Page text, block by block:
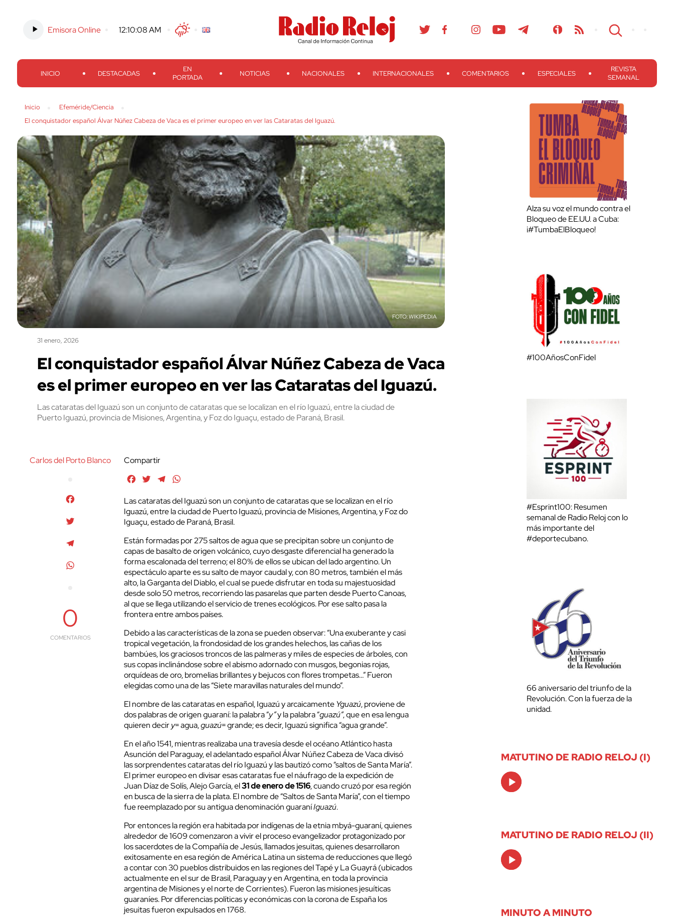
Emisora Online -12:10:09 AM TwitterFacebook
Threads
Instagram TelegramTeveo Ivoox RSS Search
INICIO DESTACADAS
EN
PORTADA
NOTICIAS NACIONALES INTERNACIONALES COMENTARIOS ESPECIALES
REVISTA
SEMANAL
Inicio
Efeméride/Ciencia
El conquistador español Álvar Núñez Cabeza de Vaca es el primer europeo en ver las Cataratas del Iguazú.
WIKIPEDIA
31 enero, 2026
El conquistador español Álvar Núñez Cabeza de Vaca
es el primer europeo en ver las Cataratas del Iguazú.
Las cataratas del Iguazú son un conjunto de cataratas que se localizan en el río Iguazú, entre la ciudad de
Puerto Iguazú, provincia de Misiones, Argentina, y Foz do Iguaçu, estado de Paraná, Brasil.
Carlos del Porto Blanco
0
COMENTARIOS
Compartir
FacebookTwitterTelegram
Lascataratas del Iguazú son un conjunto de cataratas que se localizan en el río
Iguazú, entre la ciudad de Puerto Iguazú, provincia de Misiones, Argentina, y Foz do
Iguaçu, estado de Paraná, Brasil.
Están formadas por 275 saltos de agua que se precipitan sobre un conjunto de
capas de basalto de origen volcánico, cuyo desgaste diferencial ha generado la
forma escalonada del terreno; el 80% de ellos se ubican del lado argentino. Un
espectáculo aparte es su salto de mayor caudal y, con 80 metros, también el más
alto, la Garganta del Diablo, el cual se puede disfrutar en toda su majestuosidad
desde solo 50 metros, recorriendo las pasarelas que parten desde Puerto Canoas,
al que se llega utilizando el servicio de trenes ecológicos. Por ese salto pasa la
frontera entre ambos países.
Debido a las características de la zona se pueden observar: “Una exuberante y casi
tropical vegetación, la frondosidad de los grandes helechos, las cañas de los
bambúes, los graciosos troncos de las palmeras y miles de especies de árboles, con
sus copas inclinándose sobre el abismo adornado con musgos, begonias rojas,
orquídeas de oro, bromelias brillantes y bejucos con flores trompetas…” Fueron
elegidas como una de las “Siete maravillas naturales del mundo”.
El nombre de las cataratas en español, Iguazú y arcaicamenteYguazú, proviene de
dos palabras de origen guaraní: la palabra “y”y la palabra “guazú”, que en esa lengua
quieren deciry= agua,guazú= grande; es decir, Iguazú significa “agua grande”.
En el año 1541, mientras realizaba una travesía desde el océano Atlántico hasta
Asunción del Paraguay, el adelantado español Álvar Núñez Cabeza de Vaca divisó
las sorprendentes cataratas del río Iguazú y las bautizó como “saltos de Santa María”.
El primer europeo en divisar esas cataratas fue el náufrago de la expedición de
Juan Díaz de Solís, Alejo García, el31 de enero de 1516, cuando cruzó por esa región
en busca de la sierra de la plata. El nombre de “Saltos de Santa María”, con el tiempo
fue reemplazado por su antigua denominación guaraníIguazú.
Por entonces la región era habitada por indígenas de la etnia mbyá-guaraní, quienes
alrededor de 1609 comenzaron a vivir el proceso evangelizador protagonizado por
los sacerdotes de la Compañía de Jesús, llamados jesuitas, quienes desarrollaron
exitosamente en esa región de América Latina un sistema de reducciones que llegó
a contar con 30 pueblos distribuidos en las regiones del Tapé y La Guayrá (ubicados
actualmente en el sur de Brasil, Paraguay y en Argentina, en toda la provincia
argentina de Misiones y el norte de Corrientes). Fueron las misiones jesuíticas
guaraníes. Por diferencias políticas y económicas con la corona de España los
jesuitas fueron expulsados en 1768.
Alza su voz el mundo contra el
Bloqueo de EE.UU. a Cuba:
¡#TumbaElBloqueo!
#100AñosConFidel
#Esprint100: Resumen
semanal de Radio Reloj con lo
más importante del
#deportecubano.
66 aniversario del triunfo de la
Revolución. Con la fuerza de la
unidad.
MATUTINO DE RADIO RELOJ (I)
Audio
Player
MATUTINO DE RADIO RELOJ (II)
Audio
Player
MINUTO A MINUTO